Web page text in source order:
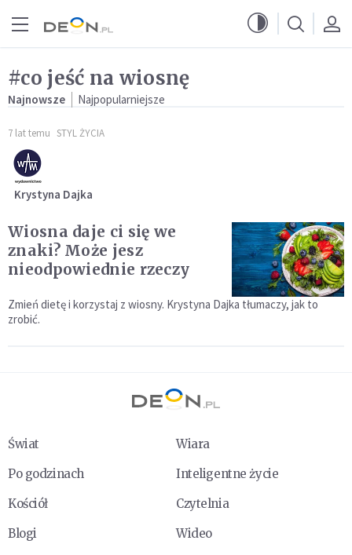
#co jeść na wiosnę
Najnowsze Najpopularniejsze
7 lat temu STYL ŻYCIA
Krystyna Dajka
Wiosna daje ci się we
znaki? Może jesz
nieodpowiednie rzeczy
Zmień dietę i korzystaj z wiosny. Krystyna Dajka tłumaczy, jak to
zrobić.
Świat
Wiara
Po godzinach
Inteligentne życie
Kościół
Czytelnia
Blogi
Wideo